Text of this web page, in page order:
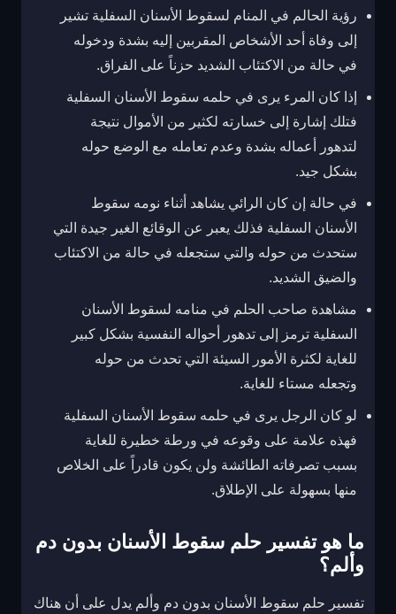
رؤية الحالم في المنام لسقوط الأسنان السفلية تشير
إلى وفاة أحد الأشخاص المقربين إليه بشدة ودخوله
في حالة من الاكتئاب الشديد حزناً على الفراق.
إذا كان المرء يرى في حلمه سقوط الأسنان السفلية
فتلك إشارة إلى خسارته لكثير من الأموال نتيجة
لتدهور أعماله بشدة وعدم تعامله مع الوضع حوله
بشكل جيد.
في حالة إن كان الرائي يشاهد أثناء نومه سقوط
الأسنان السفلية فذلك يعبر عن الوقائع الغير جيدة التي
ستحدث من حوله والتي ستجعله في حالة من الاكتئاب
والضيق الشديد.
مشاهدة صاحب الحلم في منامه لسقوط الأسنان
السفلية ترمز إلى تدهور أحواله النفسية بشكل كبير
للغاية لكثرة الأمور السيئة التي تحدث من حوله
وتجعله مستاء للغاية.
لو كان الرجل يرى في حلمه سقوط الأسنان السفلية
فهذه علامة على وقوعه في ورطة خطيرة للغاية
بسبب تصرفاته الطائشة ولن يكون قادراً على الخلاص
منها بسهولة على الإطلاق.
ما هو تفسير حلم سقوط الأسنان بدون دم
وألم؟
تفسير حلم سقوط الأسنان بدون دم وألم يدل على أن هناك